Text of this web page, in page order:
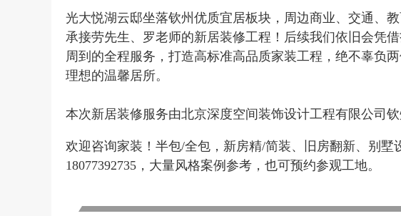
光大悦湖云邸坐落钦州优质宜居板块，周边商业、交通、
承接劳先生、罗老师的新居装修工程！后续我们依旧会凭
周到的全程服务，打造高标准高品质家装工程，绝不辜负
理想的温馨居所。
本次新居装修服务由北京深度空间装饰设计工程有限公司钦
欢迎咨询家装！半包/全包，新房精/简装、旧房翻新、别墅
18077392735，大量风格案例参考，也可预约参观工地。